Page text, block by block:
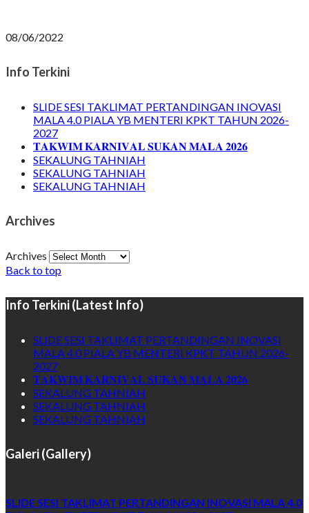
08/06/2022
Info Terkini
SLIDE SESI TAKLIMAT PERTANDINGAN INOVASI
MALA 4.0 PIALA YB MENTERI KPKT TAHUN 2026-
2027
𝐓𝐀𝐊𝐖𝐈𝐌 𝐊𝐀𝐑𝐍𝐈𝐕𝐀𝐋 𝐒𝐔𝐊𝐀𝐍 𝐌𝐀𝐋𝐀 𝟐𝟎𝟐𝟔
SEKALUNG TAHNIAH
SEKALUNG TAHNIAH
SEKALUNG TAHNIAH
Archives
Archives
Back to top
Info Terkini (Latest Info)
SLIDE SESI TAKLIMAT PERTANDINGAN INOVASI
MALA 4.0 PIALA YB MENTERI KPKT TAHUN 2026-
2027
𝐓𝐀𝐊𝐖𝐈𝐌 𝐊𝐀𝐑𝐍𝐈𝐕𝐀𝐋 𝐒𝐔𝐊𝐀𝐍 𝐌𝐀𝐋𝐀 𝟐𝟎𝟐𝟔
SEKALUNG TAHNIAH
SEKALUNG TAHNIAH
SEKALUNG TAHNIAH
Galeri (Gallery)
SLIDE SESI TAKLIMAT PERTANDINGAN INOVASI MALA 4.0